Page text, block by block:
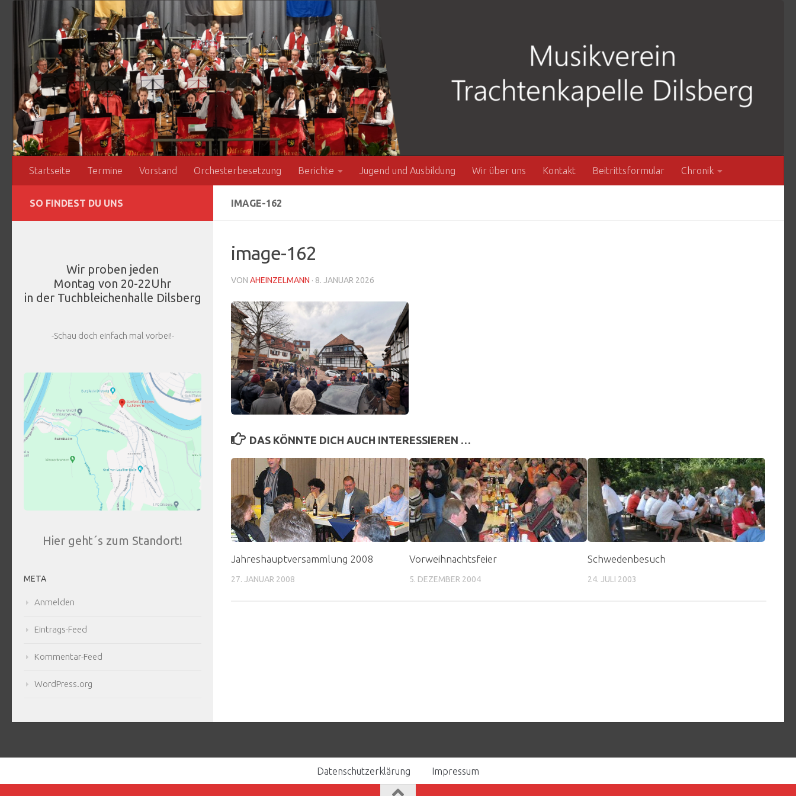
Zum Inhalt springen
Startseite Termine Vorstand Orchesterbesetzung Berichte Jugend und Ausbildung Wir über uns Kontakt Beitrittsformular Chronik
IMAGE-162
image-162
VON AHEINZELMANN · 8. JANUAR 2026
DAS KÖNNTE DICH AUCH INTERESSIEREN …
Jahreshauptversammlung 2008
27. JANUAR 2008
Vorweihnachtsfeier
5. DEZEMBER 2004
Schwedenbesuch
24. JULI 2003
SO FINDEST DU UNS
Wir proben jeden
Montag von 20-22Uhr
in der Tuchbleichenhalle Dilsberg
-Schau doch einfach mal vorbei!-
Hier geht´s zum Standort!
META
Anmelden
Eintrags-Feed
Kommentar-Feed
WordPress.org
Datenschutzerklärung Impressum